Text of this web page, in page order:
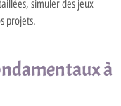
simuler des jeux
projets.
à